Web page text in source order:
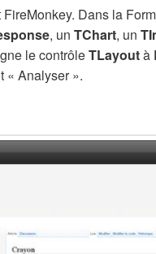
Dans la
, un TChart, un
le contrôleTLayoutà
« Analyser ».